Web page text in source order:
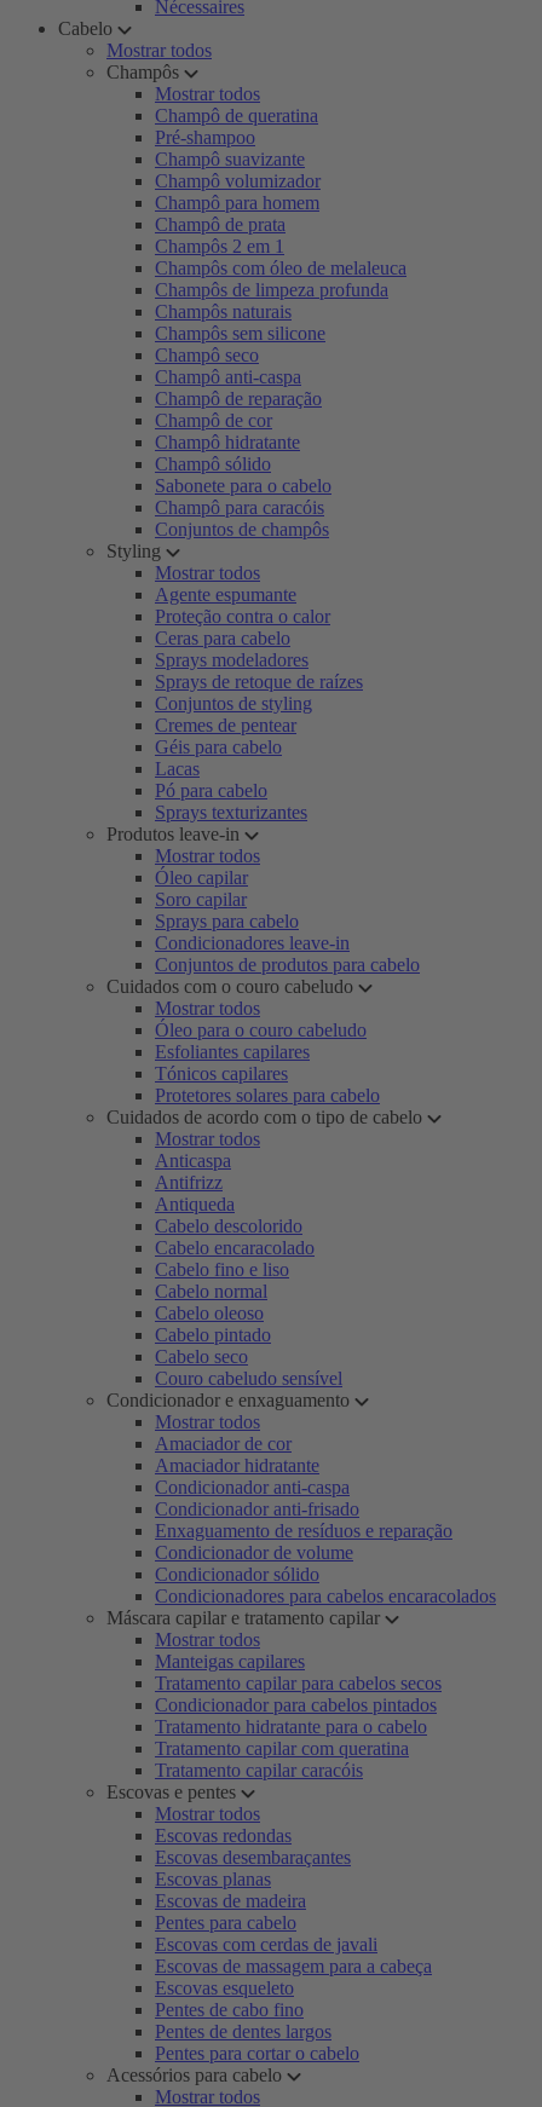
Nécessaires
Cabelo
Mostrar todos
Champôs
Mostrar todos
Champô de queratina
Pré-shampoo
Champô suavizante
Champô volumizador
Champô para homem
Champô de prata
Champôs 2 em 1
Champôs com óleo de melaleuca
Champôs de limpeza profunda
Champôs naturais
Champôs sem silicone
Champô seco
Champô anti-caspa
Champô de reparação
Champô de cor
Champô hidratante
Champô sólido
Sabonete para o cabelo
Champô para caracóis
Conjuntos de champôs
Styling
Mostrar todos
Agente espumante
Proteção contra o calor
Ceras para cabelo
Sprays modeladores
Sprays de retoque de raízes
Conjuntos de styling
Cremes de pentear
Géis para cabelo
Lacas
Pó para cabelo
Sprays texturizantes
Produtos leave-in
Mostrar todos
Óleo capilar
Soro capilar
Sprays para cabelo
Condicionadores leave-in
Conjuntos de produtos para cabelo
Cuidados com o couro cabeludo
Mostrar todos
Óleo para o couro cabeludo
Esfoliantes capilares
Tónicos capilares
Protetores solares para cabelo
Cuidados de acordo com o tipo de cabelo
Mostrar todos
Anticaspa
Antifrizz
Antiqueda
Cabelo descolorido
Cabelo encaracolado
Cabelo fino e liso
Cabelo normal
Cabelo oleoso
Cabelo pintado
Cabelo seco
Couro cabeludo sensível
Condicionador e enxaguamento
Mostrar todos
Amaciador de cor
Amaciador hidratante
Condicionador anti-caspa
Condicionador anti-frisado
Enxaguamento de resíduos e reparação
Condicionador de volume
Condicionador sólido
Condicionadores para cabelos encaracolados
Máscara capilar e tratamento capilar
Mostrar todos
Manteigas capilares
Tratamento capilar para cabelos secos
Condicionador para cabelos pintados
Tratamento hidratante para o cabelo
Tratamento capilar com queratina
Tratamento capilar caracóis
Escovas e pentes
Mostrar todos
Escovas redondas
Escovas desembaraçantes
Escovas planas
Escovas de madeira
Pentes para cabelo
Escovas com cerdas de javali
Escovas de massagem para a cabeça
Escovas esqueleto
Pentes de cabo fino
Pentes de dentes largos
Pentes para cortar o cabelo
Acessórios para cabelo
Mostrar todos